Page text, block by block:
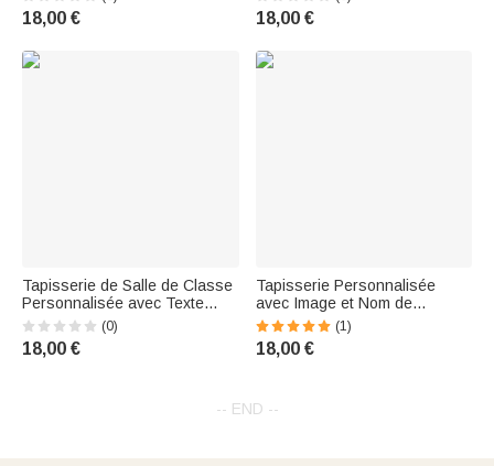
Décoration Murale Cadeau
Halloween pour Famille
18,00 €
Decoration—Birthday Gift for
Kids Who Love Video Games
18,00 €
Tapisserie de Salle de Classe
Personnalisée avec Texte
Décoration Murale des
Classes Cadeau Rentrée pour
les Enseignants
(0)
18,00 €
Tapisserie Personnalisée
avec Image et Nom de
l'Enseignant Style Welcome To
Our Classroom Arc-en-ciel
Cadeau Fête des Professeur
(1)
18,00 €
-- END --